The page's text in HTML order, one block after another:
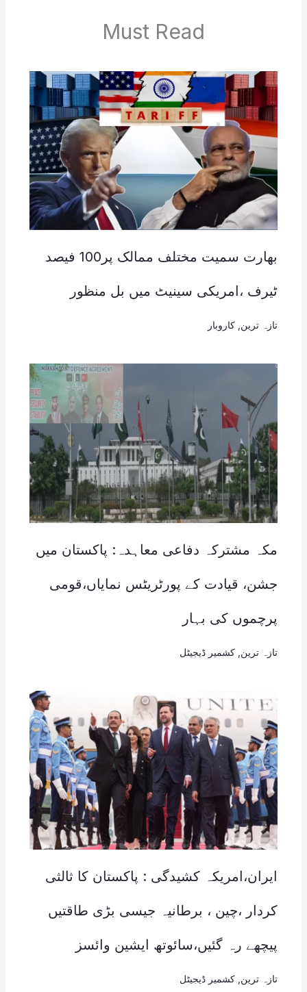
Must Read
بھارت سمیت مختلف ممالک پر100 فیصد
ٹیرف ،امریکی سینیٹ میں بل منظور
تازہ ترین کاروبار
مکہ مشترکہ دفاعی معاہدہ: پاکستان میں
جشن، قیادت کے پورٹریٹس نمایاں،قومی
پرچموں کی بہار
تازہ ترین کشمیر ڈیجیٹل
ایران،امریکہ کشیدگی : پاکستان کا ثالثی
کردار ،چین ، برطانیہ جیسی بڑی طاقتیں
پیچھے رہ گئیں،سائوتھ ایشین وائسز
تازہ ترین کشمیر ڈیجیٹل